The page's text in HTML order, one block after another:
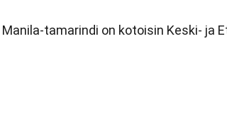
Manila-tamarindi on kotoisin Keski- ja